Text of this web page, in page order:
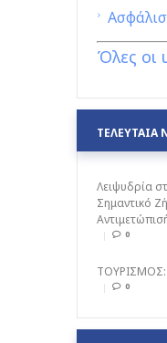
Όλες οι
ΤΕΛΕΥΤΑΙΑ
Λειψυδρία
Σημαντικό
0
ΤΟΥΡΙΣΜΟΣ:
0